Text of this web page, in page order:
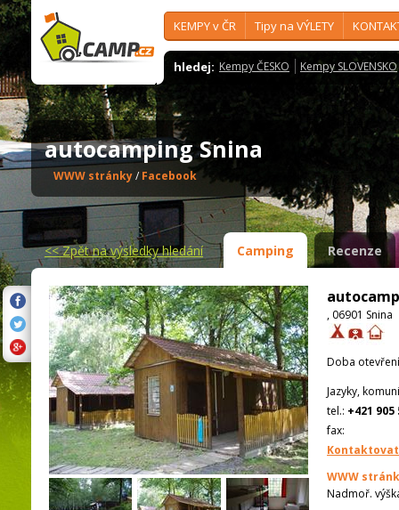
KEMPY v ČR Tipy na VÝLETY
hledej: Kempy ČESKO Kempy SLOVENSKO
autocamping Snina
WWW stránky/ Facebook
<<Zpět na výsledky hledání Camping Recenze
, 06901 Snina
Doba
Jazyky,
tel.: +421 905
fax:
WWW
Nadmoř.